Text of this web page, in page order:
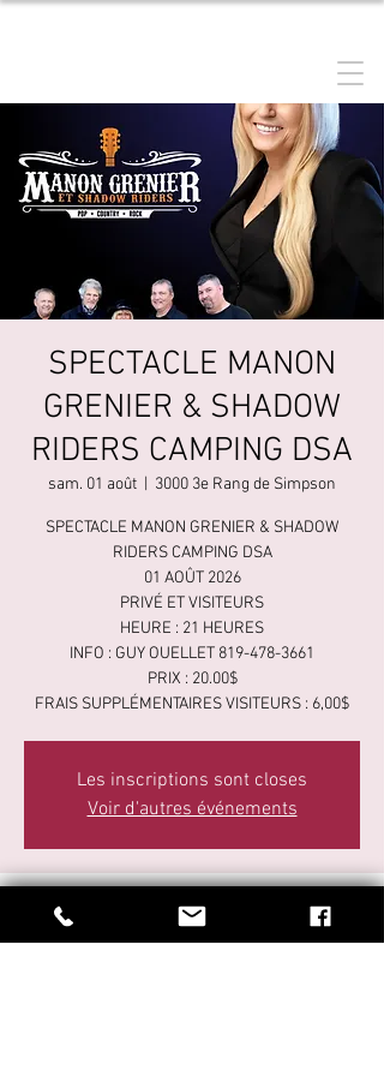
SPECTACLE MANON
GRENIER & SHADOW
RIDERS CAMPING DSA
sam. 01 août 3000 3e Rang de Simpson
SPECTACLE MANON GRENIER & SHADOW
RIDERS CAMPING DSA
01 AOÛT 2026
PRIVÉ ET VISITEURS
HEURE : 21 HEURES
INFO : GUY OUELLET 819-478-3661
PRIX : 20.00$
FRAIS SUPPLÉMENTAIRES VISITEURS : 6,00$
Les inscriptions sont closes
Voir d'autres événements
Time & Location